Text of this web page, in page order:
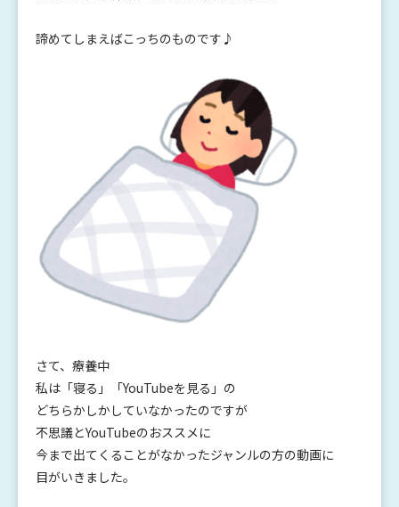
諦めてしまえばこっちのものです♪
さて、療養中
私は「寝る」「YouTubeを見る」の
どちらかしかしていなかったのですが
不思議とYouTubeのおススメに
今まで出てくることがなかったジャンルの方の動画に
目がいきました。